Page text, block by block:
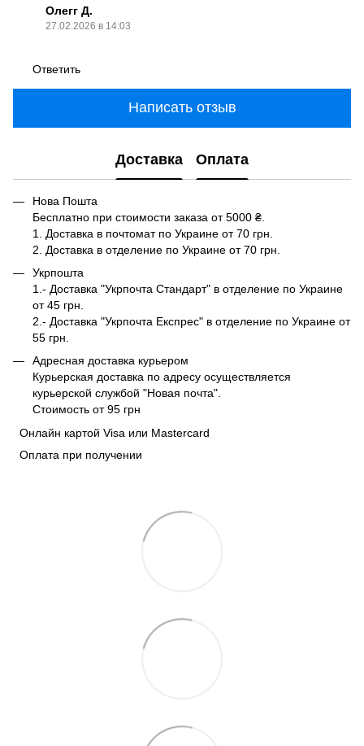
Олегг Д.
27.02.2026 в 14:03
Ответить
Написать отзыв
Доставка Оплата
Нова Пошта
Бесплатно при стоимости заказа от 5000 ₴.
1. Доставка в почтомат по Украине от 70 грн.
2. Доставка в отделение по Украине от 70 грн.
Укрпошта
1.- Доставка "Укрпочта Стандарт" в отделение по Украине
от 45 грн.
2.- Доставка "Укрпочта Експрес" в отделение по Украине от
55 грн.
Адресная доставка курьером
Курьерская доставка по адресу осуществляется
курьерской службой "Новая почта".
Стоимость от 95 грн
Онлайн картой Visa или Mastercard
Оплата при получении